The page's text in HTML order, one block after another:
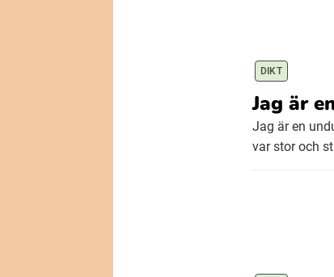
DIKT
Jag är
Jag är en
var stor och